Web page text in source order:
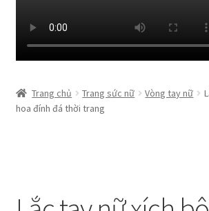
Cửa hàng
Tài khoản
Trang chủ Trang sức nữ Vòng tay nữ
hoa đính đá thời trang